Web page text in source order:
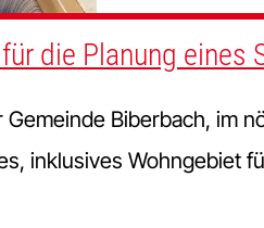
die Planung eines
Biberbach, im
inklusives Wohngebiet